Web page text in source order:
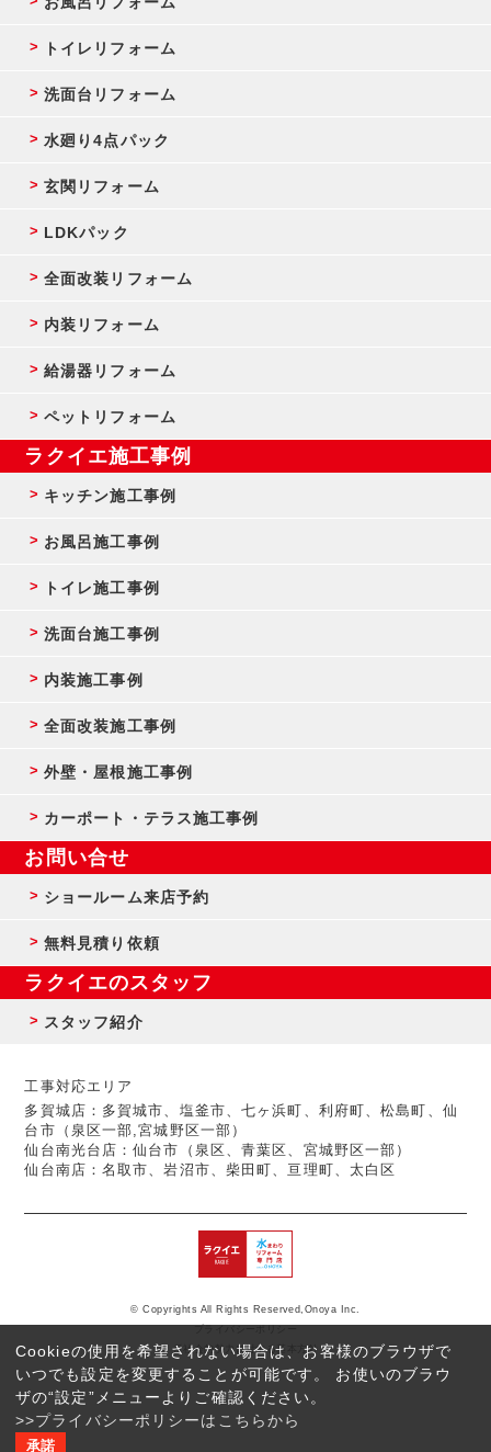
Cookieの使用を希望されない場合は、お客様のブラウザで
いつでも設定を変更することが可能です。 お使いのブラウ
ザの“設定”メニューよりご確認ください。
>>プライバシーポリシーはこちらから
承諾
反社会的勢力に対する基本方針
© Copyrights All Rights Reserved,Onoya Inc.
トイレリフォーム
洗面台リフォーム
水廻り4点パック
玄関リフォーム
LDKパック
全面改装リフォーム
内装リフォーム
給湯器リフォーム
ペットリフォーム
ラクイエ施工事例
キッチン施工事例
お風呂施工事例
トイレ施工事例
洗面台施工事例
内装施工事例
全面改装施工事例
外壁・屋根施工事例
カーポート・テラス施工事例
お問い合せ
ショールーム来店予約
無料見積り依頼
ラクイエのスタッフ
スタッフ紹介
工事対応エリア
多賀城店：多賀城市、塩釜市、七ヶ浜町、利府町、松島町、仙
台市（泉区一部,宮城野区一部）
仙台南光台店：仙台市（泉区、青葉区、宮城野区一部）
仙台南店：名取市、岩沼市、柴田町、亘理町、太白区